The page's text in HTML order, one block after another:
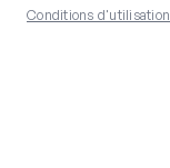
Conditions d'utilisation